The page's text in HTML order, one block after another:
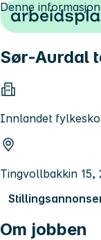
Hopp til innhold
Sør-Aurdal
Innlandet
Tingvollbakkin 15,
Om jobben
Denne